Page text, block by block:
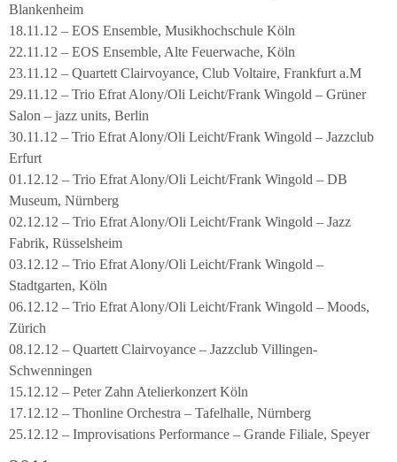
Blankenheim
18.11.12 – EOS Ensemble, Musikhochschule Köln
22.11.12 – EOS Ensemble, Alte Feuerwache, Köln
23.11.12 – Quartett Clairvoyance, Club Voltaire, Frankfurt a.M
29.11.12 – Trio Efrat Alony/Oli Leicht/Frank Wingold – Grüner
Salon – jazz units, Berlin
30.11.12 – Trio Efrat Alony/Oli Leicht/Frank Wingold – Jazzclub
Erfurt
01.12.12 – Trio Efrat Alony/Oli Leicht/Frank Wingold – DB
Museum, Nürnberg
02.12.12 – Trio Efrat Alony/Oli Leicht/Frank Wingold – Jazz
Fabrik, Rüsselsheim
03.12.12 – Trio Efrat Alony/Oli Leicht/Frank Wingold –
Stadtgarten, Köln
06.12.12 – Trio Efrat Alony/Oli Leicht/Frank Wingold – Moods,
Zürich
08.12.12 – Quartett Clairvoyance – Jazzclub Villingen-
Schwenningen
15.12.12 – Peter Zahn Atelierkonzert Köln
17.12.12 – Thonline Orchestra – Tafelhalle, Nürnberg
25.12.12 – Improvisations Performance – Grande Filiale, Speyer